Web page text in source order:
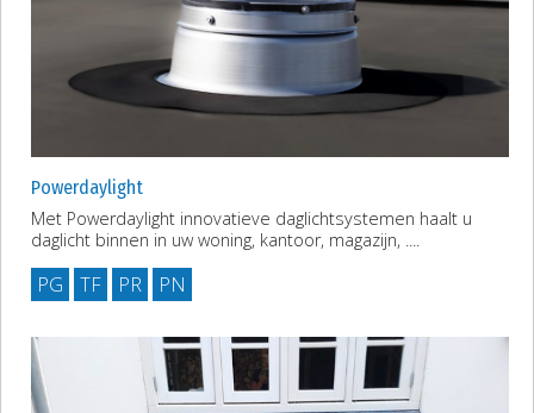
Powerdaylight
Met Powerdaylight innovatieve daglichtsystemen haalt u
daglicht binnen in uw woning, kantoor, magazijn, ....
PG TF PR PN